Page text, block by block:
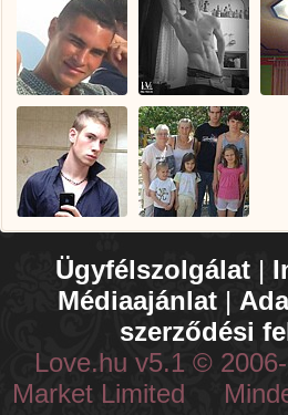
Ügyfélszolgálat |
Médiaajánlat|
szerződési
Love.hu v5.1 ©
Market Limited